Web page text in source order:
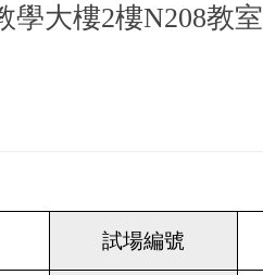
學大樓2樓N208教室
試場編號